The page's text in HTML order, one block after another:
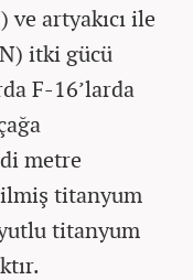
artyakıcı ile
itki gücü
F-16’larda
metre
titanyum
titanyum